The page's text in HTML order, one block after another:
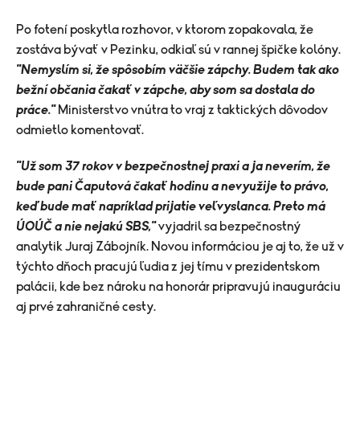
Po fotení poskytla rozhovor, v ktorom zopakovala, že
zostáva bývať v Pezinku, odkiaľ sú v rannej špičke kolóny.
"Nemyslím si, že spôsobím väčšie zápchy. Budem tak ako
bežní občania čakať v zápche, aby som sa dostala do
práce." Ministerstvo vnútra to vraj z taktických dôvodov
odmietlo komentovať.
"Už som 37 rokov v bezpečnostnej praxi a ja neverím, že
bude pani Čaputová čakať hodinu a nevyužije to právo,
keď bude mať napríklad prijatie veľvyslanca. Preto má
ÚOÚČ a nie nejakú SBS,"vyjadril sa bezpečnostný
analytik Juraj Zábojník. Novou informáciou je aj to, že už v
týchto dňoch pracujú ľudia z jej tímu v prezidentskom
palácii, kde bez nároku na honorár pripravujú inauguráciu
aj prvé zahraničné cesty.